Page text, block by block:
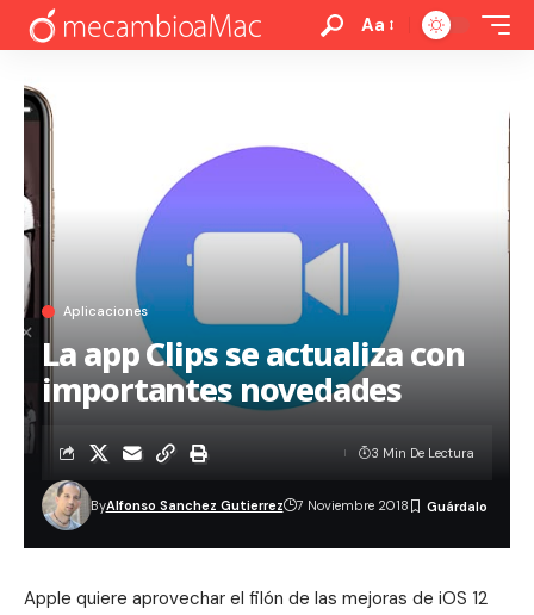
Aa
Aplicaciones
La app Clips se actualiza con
importantes novedades
ByAlfonso Sanchez Gutierrez 7 Noviembre 2018
3 Min De Lectura
Apple quiere aprovechar el filón de las mejoras de iOS 12